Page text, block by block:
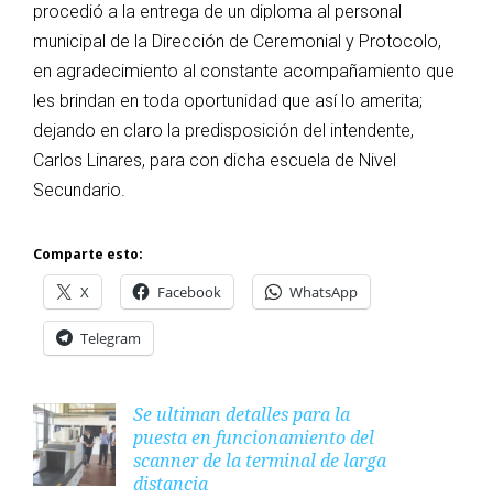
procedió a la entrega de un diploma al personal
municipal de la Dirección de Ceremonial y Protocolo,
en agradecimiento al constante acompañamiento que
les brindan en toda oportunidad que así lo amerita;
dejando en claro la predisposición del intendente,
Carlos Linares, para con dicha escuela de Nivel
Secundario.
Comparte esto:
X Facebook WhatsApp
Telegram
Se ultiman detalles para la
puesta en funcionamiento del
scanner de la terminal de larga
distancia